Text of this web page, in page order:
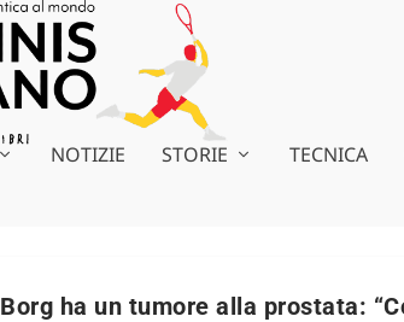
NOTIZIE STORIE TECNICA
Borg ha un tumore alla prostata: